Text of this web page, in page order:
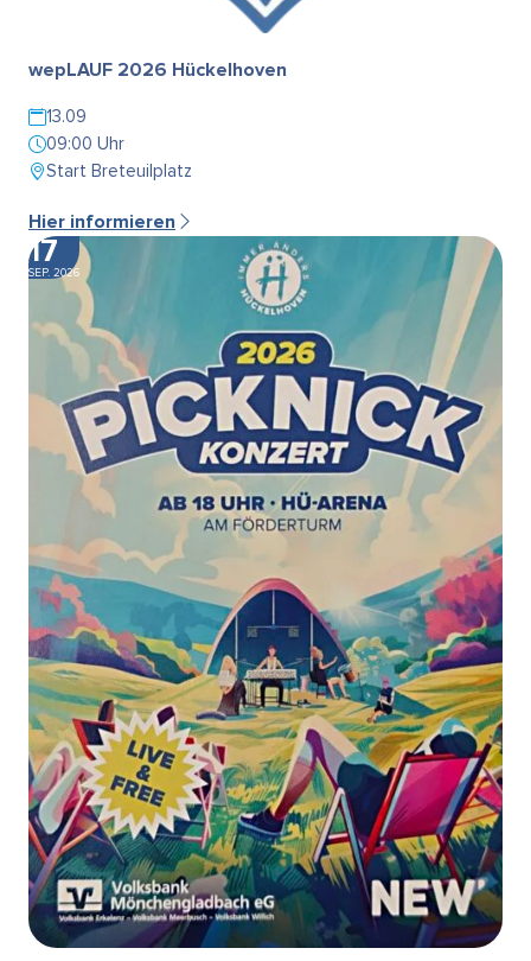
wepLAUF 2026 Hückelhoven
13.09
09:00 Uhr
Start Breteuilplatz
Hier informieren
17
SEP. 2026